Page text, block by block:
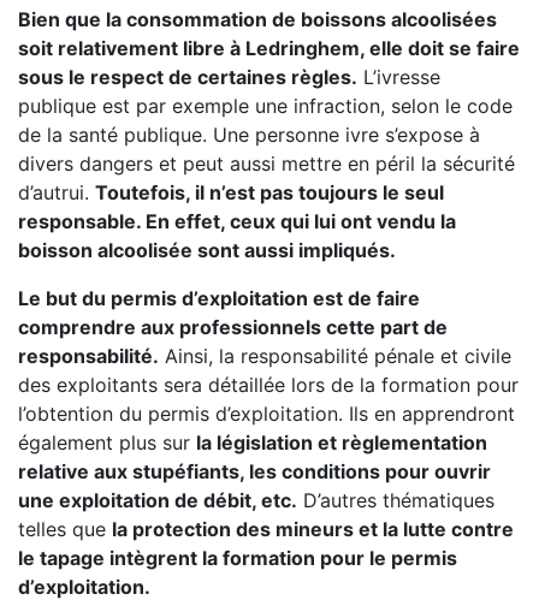
Bien que la consommation de boissons alcoolisées
soit relativement libre à Ledringhem, elle doit se faire
sous le respect de certaines règles. L’ivresse
publique est par exemple une infraction, selon le code
de la santé publique. Une personne ivre s’expose à
divers dangers et peut aussi mettre en péril la sécurité
d’autrui. Toutefois, il n’est pas toujours le seul
responsable. En effet, ceux qui lui ont vendu la
boisson alcoolisée sont aussi impliqués.
Le but du permis d’exploitation est de faire
comprendre aux professionnels cette part de
responsabilité. Ainsi, la responsabilité pénale et civile
des exploitants sera détaillée lors de la formation pour
l’obtention du permis d’exploitation. Ils en apprendront
également plus sur la législation et règlementation
relative aux stupéfiants, les conditions pour ouvrir
une exploitation de débit, etc. D’autres thématiques
telles que la protection des mineurs et la lutte contre
le tapage intègrent la formation pour le permis
d’exploitation.